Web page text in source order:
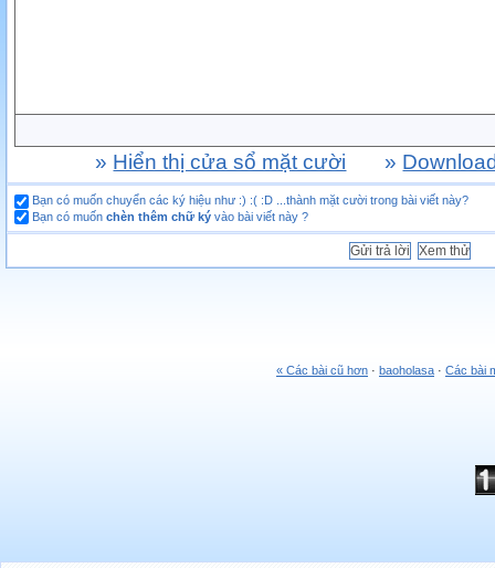
» Hiển thị cửa sổ mặt cười »
Bạn có muốn chuyển các ký hiệu như :) :( :D ...thành mặt cười trong bài viết này?
Bạn có muốn chèn thêm chữ ký vào bài viết này ?
« Các bài cũ hơn · baoholasa · Các bài